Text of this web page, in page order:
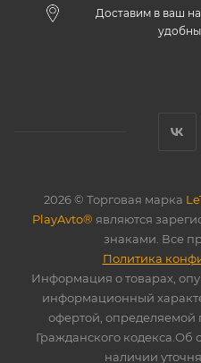
Доставим в ваш
2026 © Торговая марка
PlayAvto® являются
знаками. Все
Политика
Информация о товарах,
информационный
офертой, определяемой
Гражданского кодекса.Об
наличии